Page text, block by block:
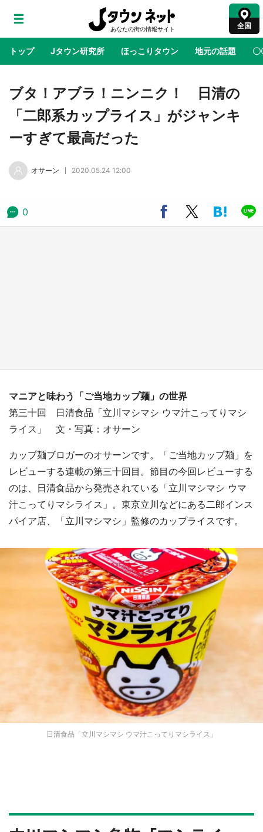
全国
トップ Jタウン研究所 ほっこりタウン 地元の話題 〇
地域×二次元 絶景 あの時はありがとう 物語がはじ
ラプラス・ダークネスが栃木県を征服！？ 県
公式プロモ動画で「聖地」が生産されてます
の「猫猫像」も【8／1～10／26】
ブタ！アブラ！ニンニク！ 日清の
「二郎系カップライス」がジャンキ
ーすぎて最高だった
オサーン 2020.05.24 12:00
0
マニアと味わう「ご当地カップ麺」の世界
第三十回 日清食品「立川マシマシ ウマ汁こってりマシ
ライス」 文・写真：オサーン
カップ麺ブロガーのオサーンです。「ご当地カップ麺」を
レビューする連載の第三十回目。節目の今回レビューする
のは、日清食品から発売されている「立川マシマシ ウマ
汁こってりマシライス」。東京立川などにある二郎インス
パイア店、「立川マシマシ」監修のカップライスです。
日清食品「立川マシマシ ウマ汁こってりマシライス」